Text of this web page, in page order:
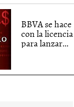
BBVA se hace
con la licencia
para lanzar...